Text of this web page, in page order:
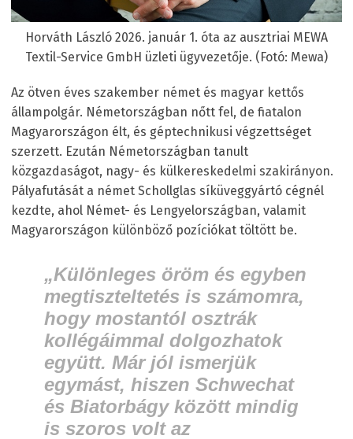
Horváth László 2026. január 1. óta az ausztriai MEWA
Textil-Service GmbH üzleti ügyvezetője. (Fotó: Mewa)
Az ötven éves szakember német és magyar kettős
állampolgár. Németországban nőtt fel, de fiatalon
Magyarországon élt, és géptechnikusi végzettséget
szerzett. Ezután Németországban tanult
közgazdaságot, nagy- és külkereskedelmi szakirányon.
Pályafutását a német Schollglas síküveggyártó cégnél
kezdte, ahol Német- és Lengyelországban, valamit
Magyarországon különböző pozíciókat töltött be.
„Különleges öröm és egyben
megtiszteltetés is számomra,
hogy mostantól osztrák
kollégáimmal dolgozhatok
együtt. Már jól ismerjük
egymást, hiszen Schwechat
és Biatorbágy között mindig
is szoros volt az